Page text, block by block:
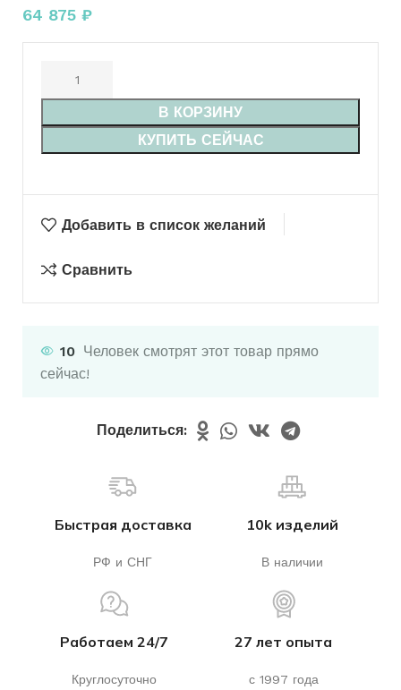
64 875 ₽
В КОРЗИНУ
КУПИТЬ СЕЙЧАС
Добавить в список желаний
Сравнить
10 Человек смотрят этот товар прямо
сейчас!
Поделиться:
Быстрая доставка
РФ и СНГ
10k изделий
В наличии
Работаем 24/7
Круглосуточно
27 лет опыта
с 1997 года